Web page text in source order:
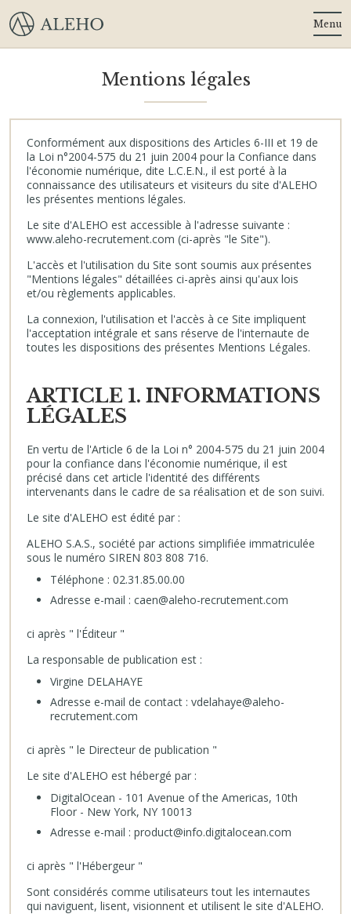
Menu
Mentions légales
Conformément aux dispositions des Articles 6-III et 19 de
la Loi n°2004-575 du 21 juin 2004 pour la Confiance dans
l'économie numérique, dite L.C.E.N., il est porté à la
connaissance des utilisateurs et visiteurs du site d'ALEHO
les présentes mentions légales.
Le site d'ALEHO est accessible à l'adresse suivante :
www.aleho-recrutement.com (ci-après "le Site").
L'accès et l'utilisation du Site sont soumis aux présentes
"Mentions légales" détaillées ci-après ainsi qu'aux lois
et/ou règlements applicables.
La connexion, l'utilisation et l'accès à ce Site impliquent
l'acceptation intégrale et sans réserve de l'internaute de
toutes les dispositions des présentes Mentions Légales.
ARTICLE 1. INFORMATIONS
LÉGALES
En vertu de l'Article 6 de la Loi n° 2004-575 du 21 juin 2004
pour la confiance dans l'économie numérique, il est
précisé dans cet article l'identité des différents
intervenants dans le cadre de sa réalisation et de son suivi.
Le site d'ALEHO est édité par :
ALEHO S.A.S., société par actions simplifiée immatriculée
sous le numéro SIREN 803 808 716.
Téléphone : 02.31.85.00.00
Adresse e-mail : caen@aleho-recrutement.com
ci après " l'Éditeur "
La responsable de publication est :
Virgine DELAHAYE
Adresse e-mail de contact : vdelahaye@aleho-
recrutement.com
ci après " le Directeur de publication "
Le site d'ALEHO est hébergé par :
DigitalOcean - 101 Avenue of the Americas, 10th
Floor - New York, NY 10013
Adresse e-mail : product@info.digitalocean.com
ci après " l'Hébergeur "
Sont considérés comme utilisateurs tout les internautes
qui naviguent, lisent, visionnent et utilisent le site d'ALEHO.